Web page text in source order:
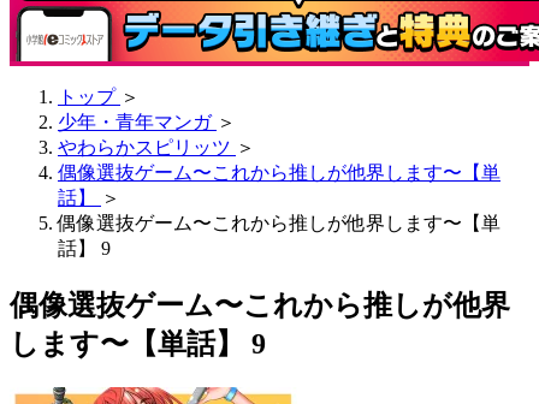
トップ ＞
少年・青年マンガ ＞
やわらかスピリッツ ＞
偶像選抜ゲーム〜これから推しが他界します〜【単
話】
＞
偶像選抜ゲーム〜これから推しが他界します〜【単
話】 9
偶像選抜ゲーム〜これから推しが他界
します〜【単話】 9